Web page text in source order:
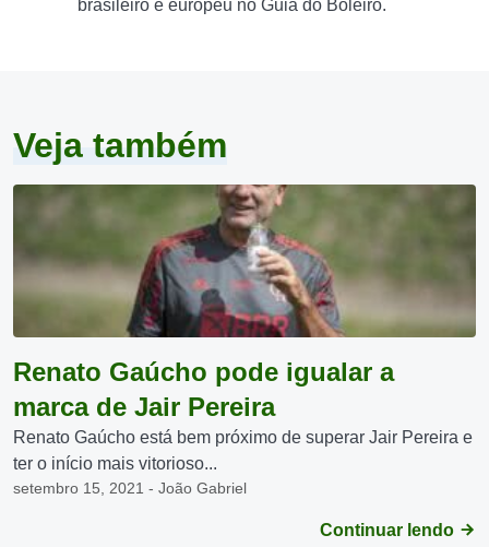
brasileiro e europeu no Guia do Boleiro.
Veja também
Renato Gaúcho pode igualar a
marca de Jair Pereira
Renato Gaúcho está bem próximo de superar Jair Pereira e
ter o início mais vitorioso...
setembro 15, 2021 - João Gabriel
Continuar lendo